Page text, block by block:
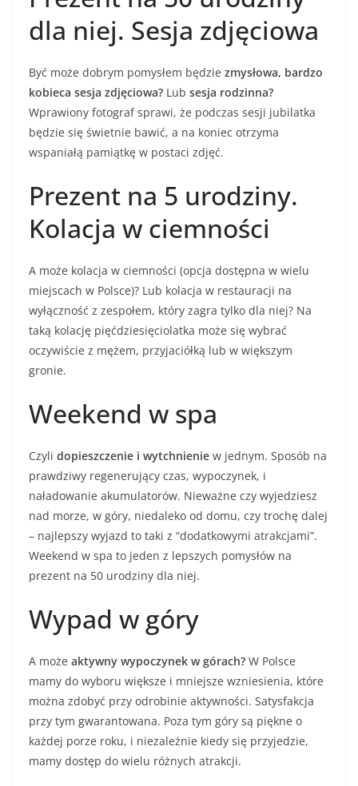
dla niej. Sesja zdjęciowa
Być może dobrym pomysłem będzie zmysłowa, bardzo
kobieca sesja zdjęciowa? Lub sesja rodzinna?
Wprawiony fotograf sprawi, że podczas sesji jubilatka
będzie się świetnie bawić, a na koniec otrzyma
wspaniałą pamiątkę w postaci zdjęć.
Prezent na 5 urodziny.
Kolacja w ciemności
A może kolacja w ciemności (opcja dostępna w wielu
miejscach w Polsce)? Lub kolacja w restauracji na
wyłączność z zespołem, który zagra tylko dla niej? Na
taką kolację pięćdziesięciolatka może się wybrać
oczywiście z mężem, przyjaciółką lub w większym
gronie.
Weekend w spa
Czyli dopieszczenie i wytchnienie w jednym. Sposób na
prawdziwy regenerujący czas, wypoczynek, i
naładowanie akumulatorów. Nieważne czy wyjedziesz
nad morze, w góry, niedaleko od domu, czy trochę dalej
– najlepszy wyjazd to taki z “dodatkowymi atrakcjami”.
Weekend w spa to jeden z lepszych pomysłów na
prezent na 50 urodziny dla niej.
Wypad w góry
A może aktywny wypoczynek w górach? W Polsce
mamy do wyboru większe i mniejsze wzniesienia, które
można zdobyć przy odrobinie aktywności. Satysfakcja
przy tym gwarantowana. Poza tym góry są piękne o
każdej porze roku, i niezależnie kiedy się przyjedzie,
mamy dostęp do wielu różnych atrakcji.